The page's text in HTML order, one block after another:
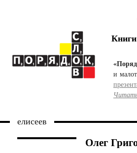
Книги
и
елисеев
Олег